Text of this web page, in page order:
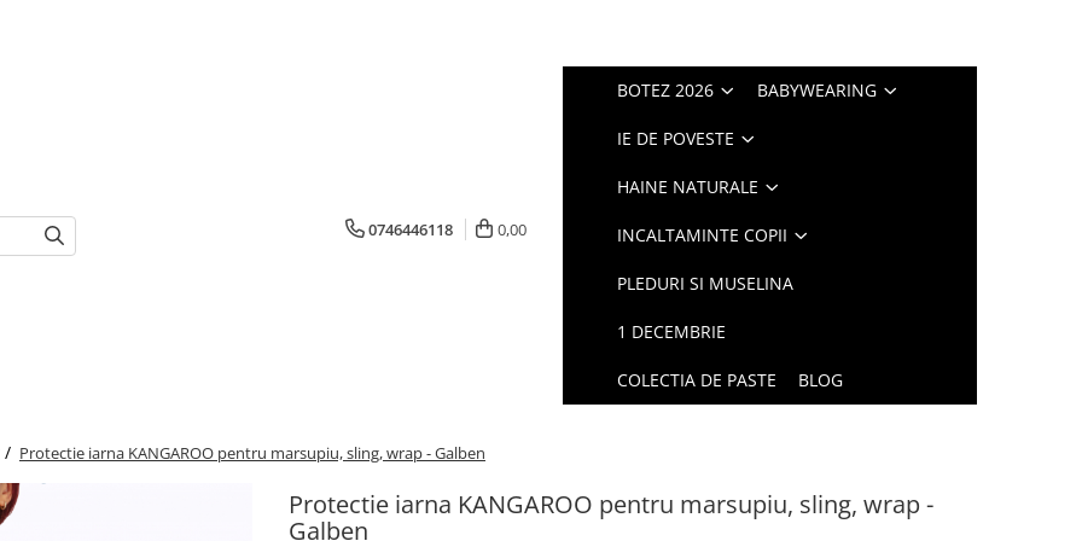
0746446118 0,00
BOTEZ 2026 BABYWEARING
IE DE POVESTE
HAINE NATURALE
INCALTAMINTE COPII
PLEDURI SI MUSELINA
1 DECEMBRIE
COLECTIA DE PASTE BLOG
/ Protectie iarna KANGAROO pentru marsupiu, sling, wrap - Galben
Protectie iarna KANGAROO pentru marsupiu, sling, wrap -
Galben